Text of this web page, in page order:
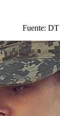
Fuente: